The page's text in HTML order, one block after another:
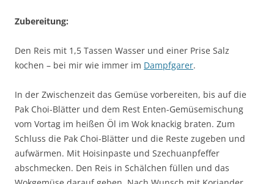
Zubereitung:
Den Reis mit 1,5 Tassen Wasser und einer Prise Salz
kochen – bei mir wie immer im Dampfgarer.
In der Zwischenzeit das Gemüse vorbereiten, bis auf die
Pak Choi-Blätter und dem Rest Enten-Gemüsemischung
vom Vortag im heißen Öl im Wok knackig braten. Zum
Schluss die Pak Choi-Blätter und die Reste zugeben und
aufwärmen. Mit Hoisinpaste und Szechuanpfeffer
abschmecken. Den Reis in Schälchen füllen und das